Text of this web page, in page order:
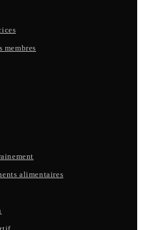
membres
alimentaires